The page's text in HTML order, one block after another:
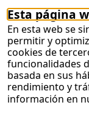
Esta página
En esta web se
permitir y
cookies de
funcionalidades
basada en sus
rendimiento y
información en